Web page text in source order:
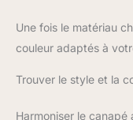
Une fois le matériau
couleur adaptés à
Trouver le style et la
Harmoniser le